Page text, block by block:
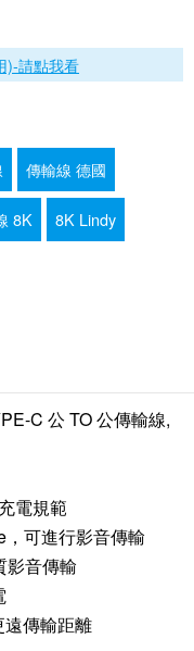
)-請點我看
傳輸線 德國
8K 8K Lindy
C 公 TO 公傳輸線,
電規範
，可進行影音傳輸
影音傳輸
遠傳輸距離